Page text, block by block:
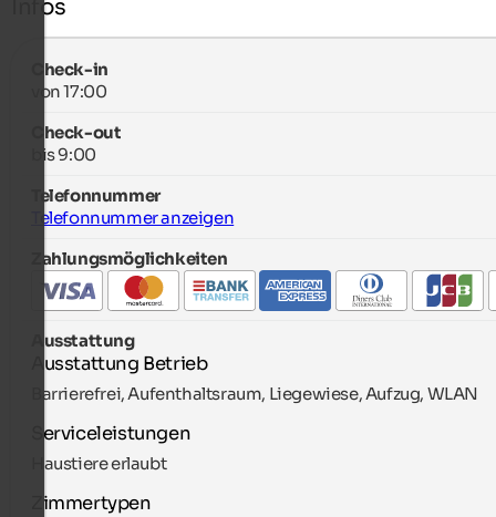
Infos
Check-in
von 17:00
Check-out
bis 9:00
Telefonnummer
Telefonnummer anzeigen
Zahlungsmöglichkeiten
Ausstattung
Ausstattung Betrieb
Barrierefrei, Aufenthaltsraum, Liegewiese, Aufzug, WLAN
Serviceleistungen
Haustiere erlaubt
Zimmertypen